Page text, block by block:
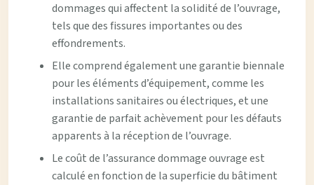
dommages qui affectent la solidité de l’ouvrage,
tels que des fissures importantes ou des
effondrements.
Elle comprend également une garantie biennale
pour les éléments d’équipement, comme les
installations sanitaires ou électriques, et une
garantie de parfait achèvement pour les défauts
apparents à la réception de l’ouvrage.
Le coût de l’assurance dommage ouvrage est
calculé en fonction de la superficie du bâtiment